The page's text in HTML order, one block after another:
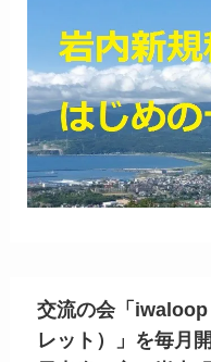
交流の会「
レット）」を毎月